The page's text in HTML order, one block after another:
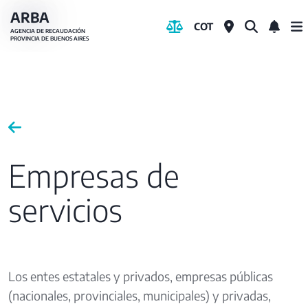
Pasar
al
ARBA
AGENCIA DE RECAUDACIÓN
PROVINCIA DE BUENOS AIRES
COT
Empresas de
servicios
Los entes estatales y privados, empresas públicas
(nacionales, provinciales, municipales) y privadas,